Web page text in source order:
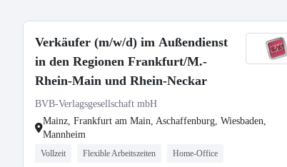
Verkäufer (m/w/d) im Außendienst
in den Regionen Frankfurt/M.-
Rhein-Main und Rhein-Neckar
BVB-Verlagsgesellschaft mbH
Mainz, Frankfurt am Main, Aschaffenburg, Wiesbaden,
Mannheim
Vollzeit Flexible Arbeitszeiten Home-Office